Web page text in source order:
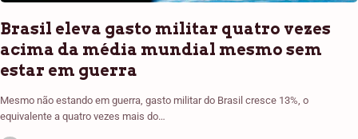
Brasil eleva gasto militar quatro vezes
acima da média mundial mesmo sem
estar em guerra
Mesmo não estando em guerra, gasto militar do Brasil cresce 13%, o
equivalente a quatro vezes mais do…